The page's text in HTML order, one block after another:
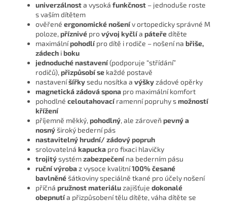
univerzálnosta vysoká funkčnost – jednoduše roste
s vaším dítětem
ověřené ergonomické nošenív ortopedicky správné M
poloze, příznivé provývoj kyčlía páteředítěte
maximálnípohodlí pro dítě i rodiče – nošení na břiše,
zádech iboku
jednoduché nastavení(podporuje “střídání”
rodičů), přizpůsobí se každé postavě
nastaveníšířkysedu nosítka a výškyzádové opěrky
magnetická zádová spona pro maximální komfort
pohodlné celoutahovací ramenní popruhy smožností
křížení
příjemně měkký, pohodlný, ale zároveň pevný a
nosnýširoký bederní pás
nastavitelný hrudní/ zádový popruh
srolovatelná kapucka pro fixaci hlavičky
trojitýsystémzabezpečení na bederním pásu
ruční výrobaz vysoce kvalitní100% česané
bavlněnéšátkoviny speciálně tkané pro účely nošení
příčná pružnost materiáluzajišťuje dokonalé
obepnutía přizpůsobení tělu dítěte, váha dítěte se